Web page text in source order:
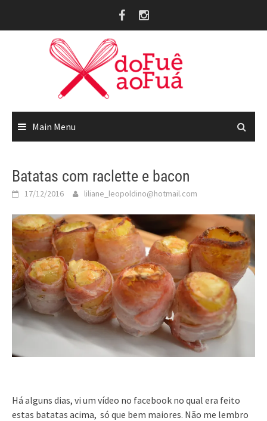
Main Menu
Batatas com raclette e bacon
17/12/2016 liliane_leopoldino@hotmail.com
Há alguns dias, vi um vídeo no facebook no qual era feito
estas batatas acima, só que bem maiores. Não me lembro